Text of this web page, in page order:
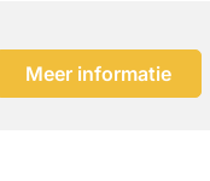
Meer informatie